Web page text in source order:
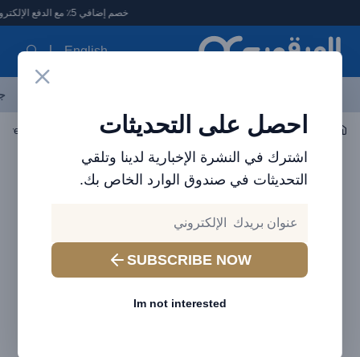
العرقوب - متجر الإلكترونيات في الإمارات
خصم إضافي 5٪ مع الدفع الإلكتروني
English
احصل على التحديثات
اشترك في النشرة الإخبارية لدينا وتلقي
التحديثات في صندوق الوارد الخاص بك.
SUBSCRIBE NOW
Im not interested
اكسسوارات الجوال واقيات الشاشة واقي شاشة Brave Privacy لجهاز iPhone 14 Pro ، حماية ضد الصدمات والخدوش SP-14P